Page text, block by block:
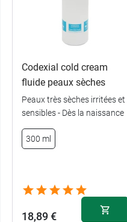
Codexial cold cream
fluide peaux sèches
Peaux très sèches irritées et
sensibles - Dès la naissance
300 ml
18,89 €